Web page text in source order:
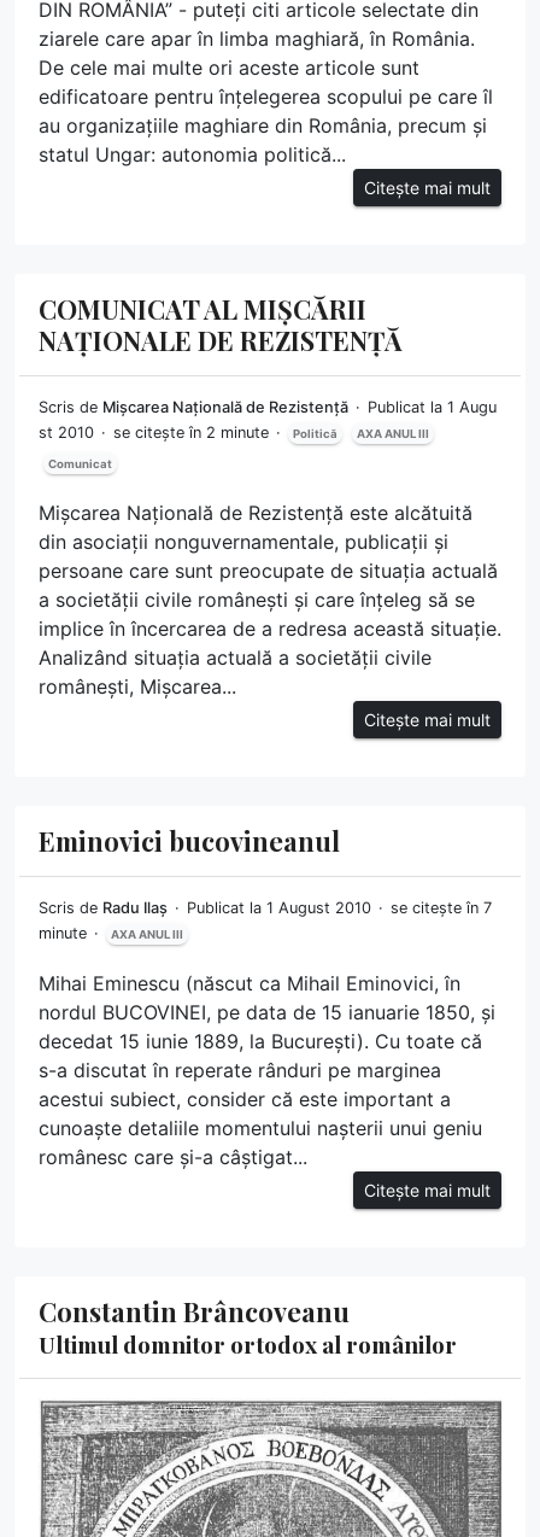
DIN ROMÂNIA” - puteți citi articole selectate din
ziarele care apar în limba maghiară, în România.
De cele mai multe ori aceste articole sunt
edificatoare pentru înțelegerea scopului pe care îl
au organizațiile maghiare din România, precum și
statul Ungar: autonomia politică...
Citește mai mult
COMUNICAT AL MIȘCĂRII
NAȚIONALE DE REZISTENȚĂ
Scris de Mișcarea Națională de Rezistență
Publicat la 1 Augu
st 2010
se citește în 2 minute Politică AXA ANUL III
Comunicat
Mișcarea Națională de Rezistență este alcătuită
din asociații nonguvernamentale, publicații și
persoane care sunt preocupate de situația actuală
a societății civile românești și care înțeleg să se
implice în încercarea de a redresa această situație.
Analizând situația actuală a societății civile
românești, Mișcarea...
Citește mai mult
Eminovici bucovineanul
Scris de Radu Ilaș Publicat la 1 August 2010
se citește în 7
minute
AXA ANUL III
Mihai Eminescu (născut ca Mihail Eminovici, în
nordul BUCOVINEI, pe data de 15 ianuarie 1850, și
decedat 15 iunie 1889, la București). Cu toate că
s-a discutat în reperate rânduri pe marginea
acestui subiect, consider că este important a
cunoaște detaliile momentului nașterii unui geniu
românesc care și-a câștigat...
Citește mai mult
Constantin Brâncoveanu
Ultimul domnitor ortodox al românilor